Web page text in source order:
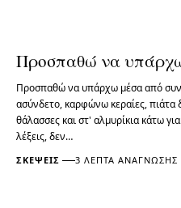
Προσπαθώ να
Προσπαθώ να υπάρχω μέσα από
ασύνδετο, καρφώνω κεραίες,
θάλασσες και στ' αλμυρίκια κάτω
λέξεις, δεν…
ΣΚΈΨΕΙΣ 3 ΛΕΠΤΆ ΑΝΆΓΝΩΣΗΣ